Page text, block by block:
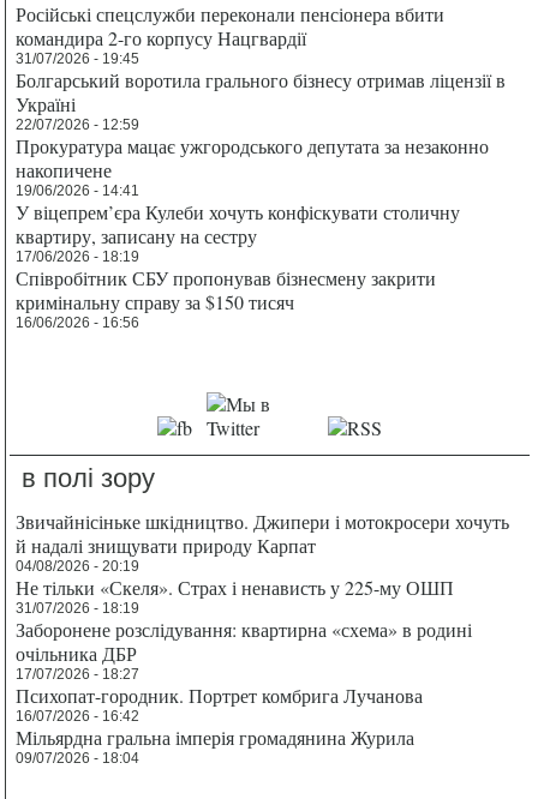
Російські спецслужби переконали пенсіонера вбити
командира 2-го корпусу Нацгвардії
31/07/2026 - 19:45
Болгарський воротила грального бізнесу отримав ліцензії в
Україні
22/07/2026 - 12:59
Прокуратура мацає ужгородського депутата за незаконно
накопичене
19/06/2026 - 14:41
У віцепрем’єра Кулеби хочуть конфіскувати столичну
квартиру, записану на сестру
17/06/2026 - 18:19
Співробітник СБУ пропонував бізнесмену закрити
кримінальну справу за $150 тисяч
16/06/2026 - 16:56
в полі зору
Звичайнісіньке шкідництво. Джипери і мотокросери хочуть
й надалі знищувати природу Карпат
04/08/2026 - 20:19
Не тільки «Скеля». Страх і ненависть у 225-му ОШП
31/07/2026 - 18:19
Заборонене розслідування: квартирна «схема» в родині
очільника ДБР
17/07/2026 - 18:27
Психопат-городник. Портрет комбрига Лучанова
16/07/2026 - 16:42
Мільярдна гральна імперія громадянина Журила
09/07/2026 - 18:04